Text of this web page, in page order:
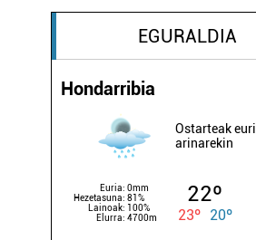
EGURALDIA
Hondarribia
Ostarteak euri
arinarekin
Euria: 0mm
Hezetasuna: 81%
Lainoak: 100%
Elurra: 4700m
22º
23º 20º